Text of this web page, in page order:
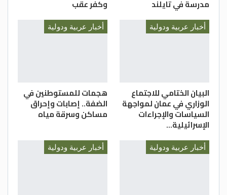
مدرسة في تايلند وكفر عقب
أخبار عربية ودولية
البيان الختامي للاجتماع
الوزاري في عمان لمواجهة
السياسات والإجراءات
الإسرائيلية…
أخبار عربية ودولية
هجمات للمستوطنين في
الضفة.. إصابات وإحراق
مساكن وسرقة مياه
أخبار عربية ودولية أخبار عربية ودولية